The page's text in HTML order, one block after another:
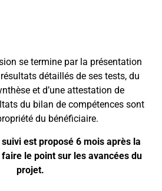
se termine par la présentation
détaillés de ses tests, du
et d’une attestation de
du bilan de compétences sont
du bénéficiaire.
est proposé 6 mois après la
le point sur les avancées du
projet.